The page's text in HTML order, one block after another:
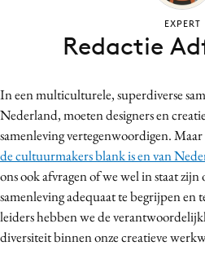
Campagnes
Contentmarketing
Craft
Customer Experience
Data & Insights
Design
Digital transformation
Diversiteit
In een multiculturele, superdiverse
Nederland, moeten designers en
samenleving vertegenwoordigen.
de cultuurmakers blank is en van
ons ook afvragen of we wel in staat zijn
samenleving adequaat te begrijpen en
leiders hebben we de
diversiteit binnen onze creatieve
EXPERT
Redactie